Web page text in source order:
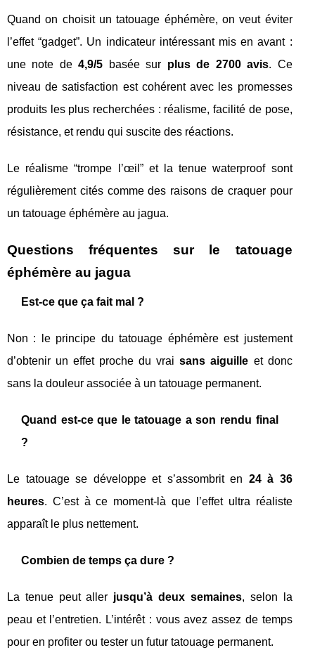
Quand on choisit un tatouage éphémère, on veut éviter
l’effet “gadget”. Un indicateur intéressant mis en avant :
une note de4,9/5 basée sur plus de 2700 avis. Ce
niveau de satisfaction est cohérent avec les promesses
produits les plus recherchées : réalisme, facilité de pose,
résistance, et rendu qui suscite des réactions.
Le réalisme “trompe l’œil” et la tenue waterproof sont
régulièrement cités comme des raisons de craquer pour
un tatouage éphémère au jagua.
Questions fréquentes sur le tatouage
éphémère au jagua
Est-ce que ça fait mal ?
Non : le principe du tatouage éphémère est justement
d’obtenir un effet proche du vraisans aiguille et donc
sans la douleur associée à un tatouage permanent.
Quand est-ce que le tatouage a son rendu final
?
Le tatouage se développe et s’assombrit en 24 à 36
heures. C’est à ce moment-là que l’effet ultra réaliste
apparaît le plus nettement.
Combien de temps ça dure ?
La tenue peut aller jusqu’à deux semaines, selon la
peau et l’entretien. L’intérêt : vous avez assez de temps
pour en profiter ou tester un futur tatouage permanent.